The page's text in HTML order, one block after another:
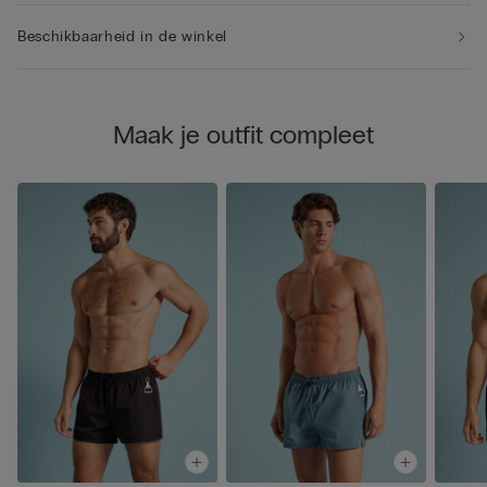
Beschikbaarheid in de winkel
Maak je outfit compleet